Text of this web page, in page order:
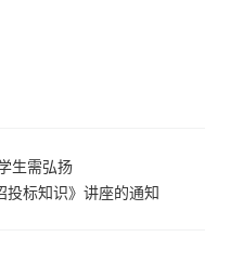
生需弘扬
投标知识》讲座的通知